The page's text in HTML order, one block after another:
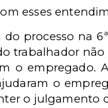
esses
do processo na
trabalhador
o empregado.
o
o julgamento